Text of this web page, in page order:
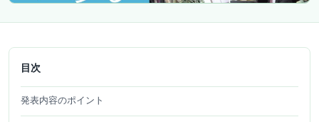
目次
発表内容のポイント